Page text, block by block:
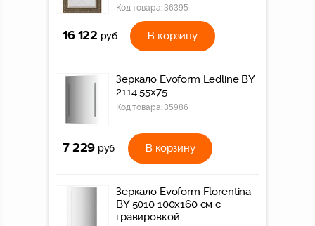
Код товара:36395
16 122 руб В корзину
Зеркало Evoform Ledline BY
2114 55x75
Код товара:35986
7 229 руб В корзину
Зеркало Evoform Florentina
BY 5010 100x160 см с
гравировкой